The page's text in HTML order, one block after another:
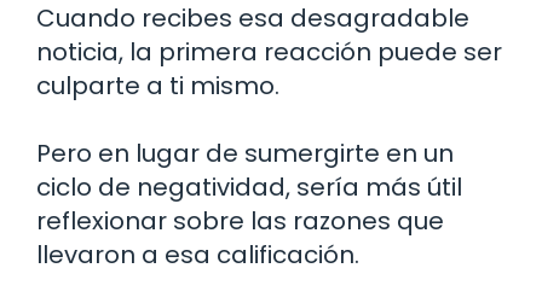
Cuando recibes esa desagradable
noticia, la primera reacción puede ser
culparte a ti mismo.
Pero en lugar de sumergirte en un
ciclo de negatividad, sería más útil
reflexionar sobre las razones que
llevaron a esa calificación.